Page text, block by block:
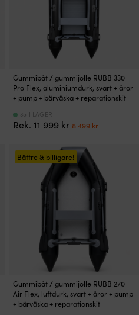
Gummibåt / gummijolle RUBB 330
Pro Flex, aluminiumdurk, svart + åror
+ pump + bärväska + reparationskit
Rek.11 999 krDet
priset
var:
11
999 kr.
8 499 krDet
8
499 kr.
35 I LAGER
Bättre & billigare!
Gummibåt / gummijolle RUBB 270
Air Flex, luftdurk, svart + åror + pump
+ bärväska + reparationskit